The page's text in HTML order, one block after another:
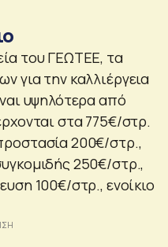
του ΓΕΩΤΕΕ, τα
για την καλλιέργεια
υψηλότερα από
στα 775€/στρ.
200€/στρ.,
250€/στρ.,
100€/στρ., ενοίκιο